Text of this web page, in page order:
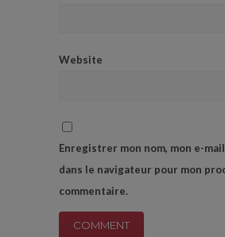
Website
Enregistrer mon nom, mon e-
dans le navigateur pour mon
commentaire.